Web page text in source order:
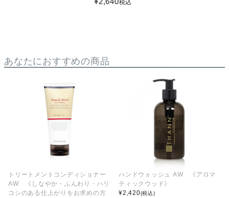
税込
あなたにおすすめの商品
トリートメントコンディショナー
AW 《しなやか・ふんわり・ハリ
コシのある仕上がりをお求めの方
ハンドウォッシュ AW 《アロマ
ティックウッド》
¥2,420(税込)